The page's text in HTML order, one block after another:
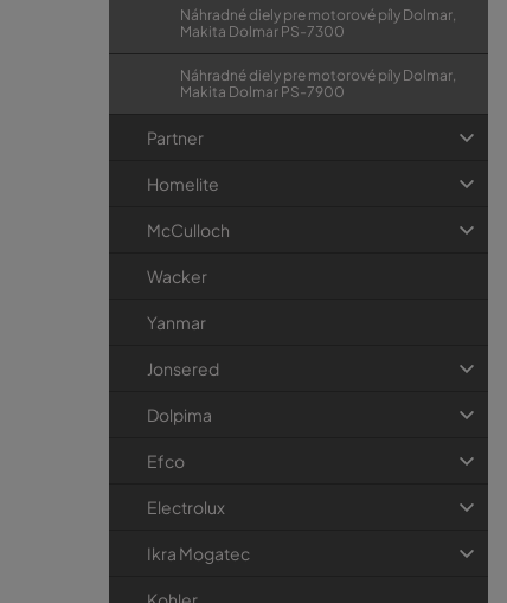
Náhradné diely pre motorové píly Dolmar,
Makita Dolmar PS-7300
Náhradné diely pre motorové píly Dolmar,
Makita Dolmar PS-7900
Partner
Homelite
McCulloch
Wacker
Yanmar
Jonsered
Dolpima
Efco
Electrolux
Ikra Mogatec